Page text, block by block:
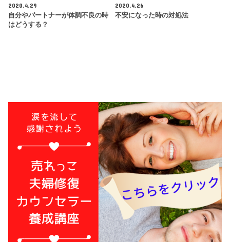
2020.4.29
自分やパートナーが体調不良の時
はどうする？
2020.4.26
不安になった時の対処法